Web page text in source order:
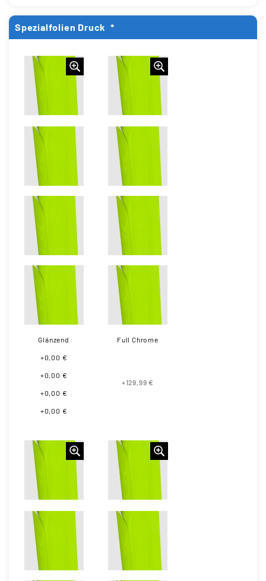
Spezialfolien Druck *
Glänzend
+0,00 €
+0,00 €
+0,00 €
+0,00 €
Full Chrome
+129,99 €